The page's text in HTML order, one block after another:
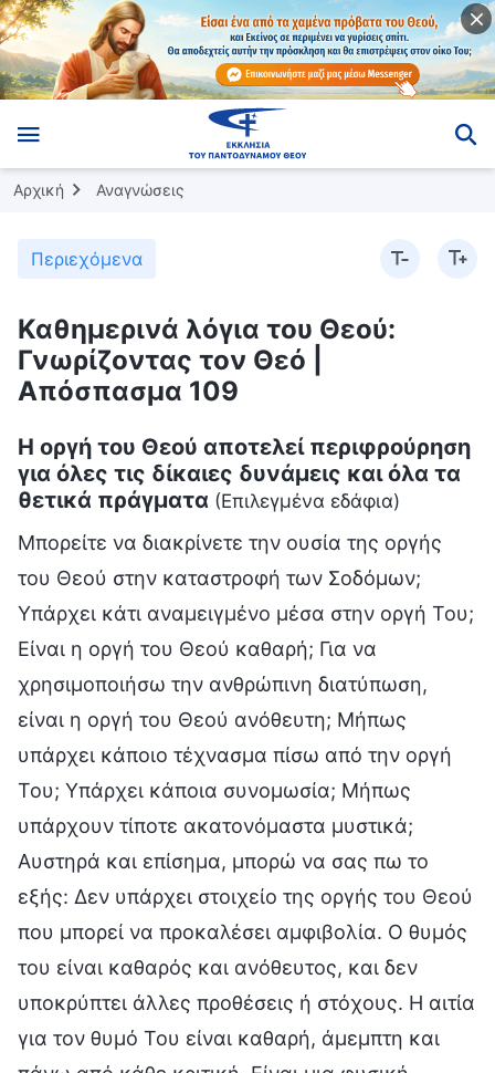
Αρχική Αναγνώσεις
Περιεχόμενα
Καθημερινά λόγια του Θεού:
Γνωρίζοντας τον Θεό |
Απόσπασμα 109
Η οργή του Θεού αποτελεί περιφρούρηση
για όλες τις δίκαιες δυνάμεις και όλα τα
θετικά πράγματα (Επιλεγμένα εδάφια)
Μπορείτε να διακρίνετε την ουσία της οργής
του Θεού στην καταστροφή των Σοδόμων;
Υπάρχει κάτι αναμειγμένο μέσα στην οργή Του;
Είναι η οργή του Θεού καθαρή; Για να
χρησιμοποιήσω την ανθρώπινη διατύπωση,
είναι η οργή του Θεού ανόθευτη; Μήπως
υπάρχει κάποιο τέχνασμα πίσω από την οργή
Του; Υπάρχει κάποια συνομωσία; Μήπως
υπάρχουν τίποτε ακατονόμαστα μυστικά;
Αυστηρά και επίσημα, μπορώ να σας πω το
εξής: Δεν υπάρχει στοιχείο της οργής του Θεού
που μπορεί να προκαλέσει αμφιβολία. Ο θυμός
του είναι καθαρός και ανόθευτος, και δεν
υποκρύπτει άλλες προθέσεις ή στόχους. Η αιτία
για τον θυμό Του είναι καθαρή, άμεμπτη και